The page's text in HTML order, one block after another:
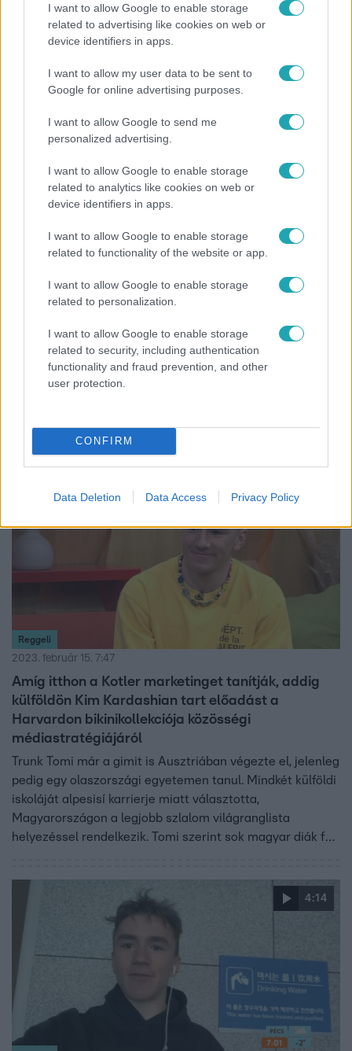
I want to allow Google to enable storage
related to advertising like cookies on web or
device identifiers in apps.
I want to allow my user data to be sent to
Google for online advertising purposes.
I want to allow Google to send me
personalized advertising.
I want to allow Google to enable storage
related to analytics like cookies on web or
device identifiers in apps.
I want to allow Google to enable storage
related to functionality of the website or app.
I want to allow Google to enable storage
related to personalization.
I want to allow Google to enable storage
related to security, including authentication
functionality and fraud prevention, and other
user protection.
CONFIRM
Data Deletion Data Access Privacy Policy
előadó sikere a fiatalok körében. Az énekes már
youtuberként nagyon népszerű volt, és a megítéléséhez
sokat tesz hozzá, hogy úgy tűnik, mintha Azahriah nem is
akarná azt a hatalmas sikert, amit elért – magyarázta
Trunk Tomi Z generáció kutató. Mi a szerepe a közösségi
ilyenkor a FOMO, azaz az a kimaradástól való félelem.
Reggeli
Trunk Tomi: A fiataloknak a cipők eladása egy
Trunk Tomi 10 éves korában kezdett érdeklődni a cipők
iránt, német nyelvű YouTube-videókat nézett, ott talált rá
a cipős közösségre. Azóta menő vállalkozást épített fel
egy lázadás is, hogy más úton is el lehet kezdeni egy
vállalkozást, mint ami eddig megszokott volt. Azt mondja,
vállalkozzon, és belőlük lesznek majd a jövő
Reggeli
2023. február 15. 7:47
Amíg itthon a Kotler marketinget tanítják, addig
külföldön Kim Kardashian tart előadást a
Harvardon bikinikollekciója közösségi
médiastratégiájáról
Trunk Tomi már a gimit is Ausztriában végezte el, jelenleg
pedig egy olaszországi egyetemen tanul. Mindkét külföldi
iskoláját alpesisí karrierje miatt választotta,
Magyarországon a legjobb szlalom világranglista
helyezéssel rendelkezik. Tomi szerint sok magyar diák fél
4:14